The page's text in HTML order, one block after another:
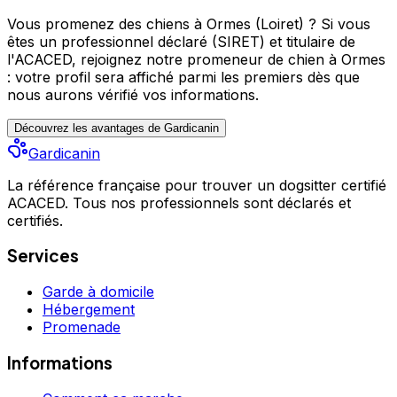
courant. Pour les visites à domicile suivant la distance
des frais supplémentaires peuvent être ajoutés. Les prix
sont affichés pour un animal. Pour plusieurs animaux
un supplément est bien évidemment ajouté.
Vous promenez des chiens à Ormes (Loiret) ? Si vous
êtes un professionnel déclaré (SIRET) et titulaire de
l'ACACED, rejoignez notre promeneur de chien à Ormes
: votre profil sera affiché parmi les premiers dès que
nous aurons vérifié vos informations.
Découvrez les avantages de Gardicanin
Gardicanin
La référence française pour trouver un dogsitter certifié
ACACED. Tous nos professionnels sont déclarés et
certifiés.
Services
Garde à domicile
Hébergement
Promenade
Informations